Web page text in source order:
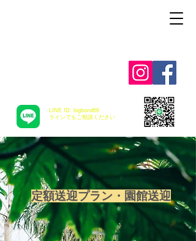
LINE ID: bigbond66
​ラインでもご相談ください
定額送迎プラン・園館送迎